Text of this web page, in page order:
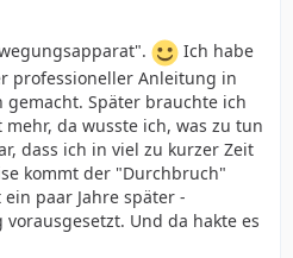
Ich habe
professioneller Anleitung in
Später brauchte ich
da wusste ich, was zu tun
dass ich in viel zu kurzer Zeit
kommt der "Durchbruch"
paar Jahre später -
Und da hakte es